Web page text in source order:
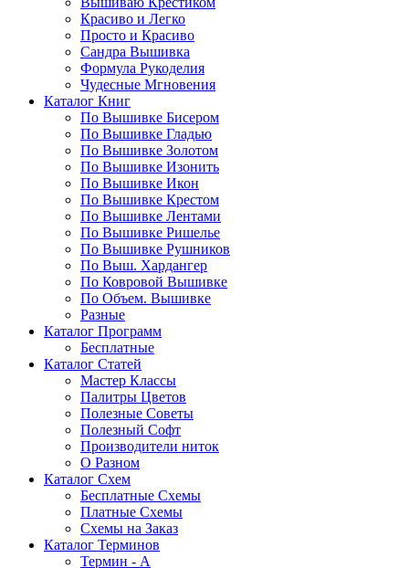
Красиво и Легко
Просто и Красиво
Сандра Вышивка
Формула Рукоделия
Чудесные Мгновения
Каталог Книг
По Вышивке Бисером
По Вышивке Гладью
По Вышивке Золотом
По Вышивке Изонить
По Вышивке Икон
По Вышивке Крестом
По Вышивке Лентами
По Вышивке Ришелье
По Вышивке Рушников
По Выш. Хардангер
По Ковровой Вышивке
По Объем. Вышивке
Разные
Каталог Программ
Бесплатные
Каталог Статей
Мастер Классы
Палитры Цветов
Полезные Советы
Полезный Софт
Производители ниток
О Разном
Каталог Схем
Бесплатные Схемы
Платные Схемы
Схемы на Заказ
Каталог Терминов
Термин - А